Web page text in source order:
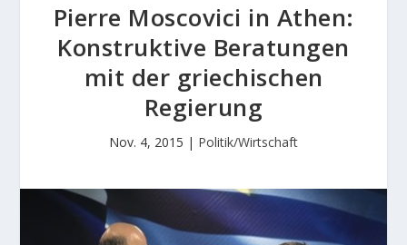
Pierre Moscovici in Athen:
Konstruktive Beratungen
mit der griechischen
Regierung
Nov. 4, 2015 | Politik/Wirtschaft